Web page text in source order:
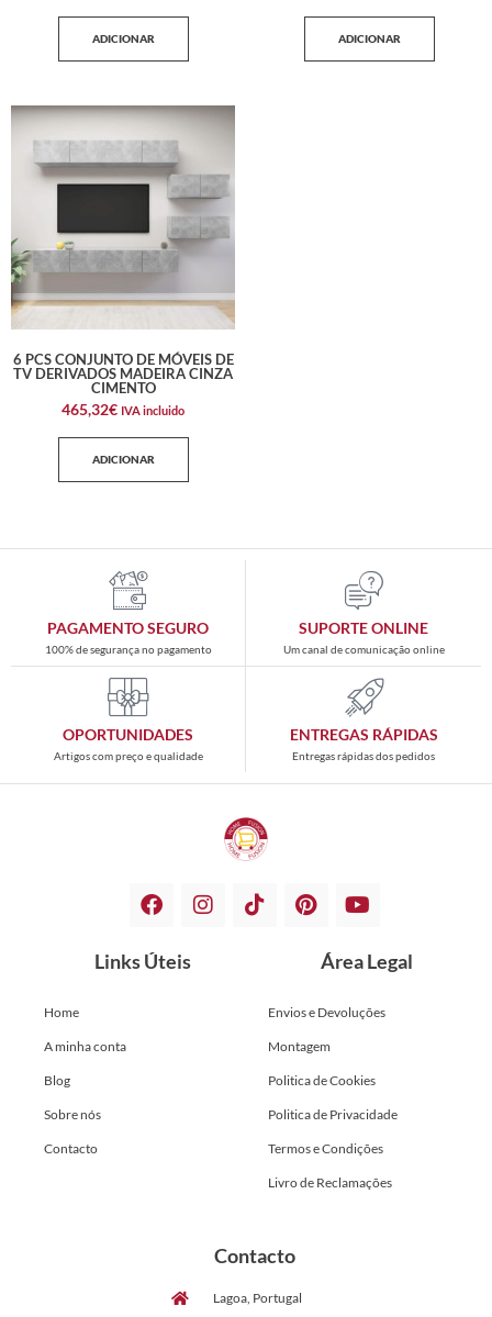
ADICIONAR ADICIONAR
6 PCS CONJUNTO DE MÓVEIS DE
TV DERIVADOS MADEIRA CINZA
CIMENTO
465,32€ IVA incluido
ADICIONAR
PAGAMENTO SEGURO
100% de segurança no pagamento
SUPORTE ONLINE
Um canal de comunicação online
OPORTUNIDADES
Artigos com preço e qualidade
ENTREGAS RÁPIDAS
Entregas rápidas dos pedidos
Links Úteis
Home
A minha conta
Blog
Sobre nós
Contacto
Área Legal
Envios e Devoluções
Montagem
Politica de Cookies
Politica de Privacidade
Termos e Condições
Livro de Reclamações
Contacto
Lagoa, Portugal